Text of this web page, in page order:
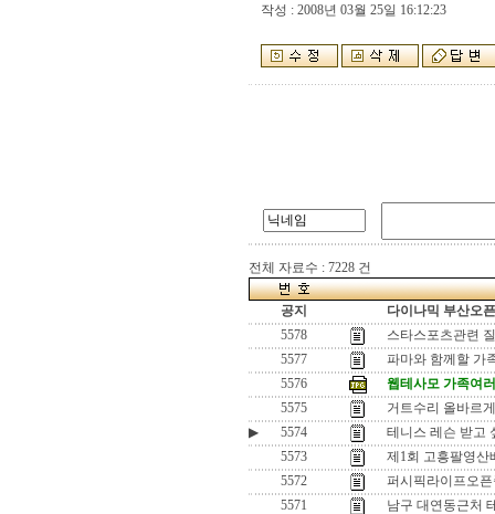
작성 : 2008년 03월 25일 16:12:23
전체 자료수 : 7228 건
공지
다이나믹 부산오
5578
스타스포츠관련
5577
파마와 함께할 가
5576
웹테사모 가족여
5575
거트수리 올바르
▶
5574
테니스 레슨 받고
5573
제1회 고흥팔영산
5572
퍼시픽라이프오
5571
남구 대연동근처